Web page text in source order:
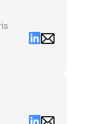
Linkedin
Email
contact
Linkedin
Email